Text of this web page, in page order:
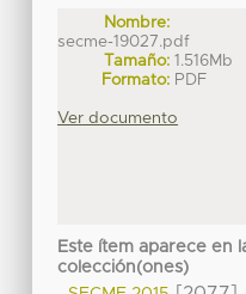
Nombre:
secme-19027.pdf
Tamaño: 1.516Mb
Formato: PDF
Ver documento
Este ítem aparece en
colección(ones)